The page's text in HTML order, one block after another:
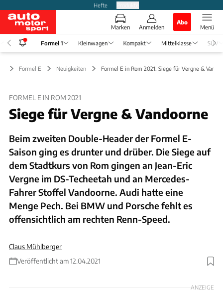
Hefte
Marken Anmelden
Abo
Menü
Formel 1 Kleinwagen Kompakt Mittelklasse SUV
Formel E Neuigkeiten Formel E in Rom 2021: Siege für Vergne &
FORMEL E IN ROM 2021
Siege für Vergne & Vandoorne
Beim zweiten Double-Header der Formel E-
Saison ging es drunter und drüber. Die Siege auf
dem Stadtkurs von Rom gingen an Jean-Eric
Vergne im DS-Techeetah und an Mercedes-
Fahrer Stoffel Vandoorne. Audi hatte eine
Menge Pech. Bei BMW und Porsche fehlt es
offensichtlich am rechten Renn-Speed.
Claus Mühlberger
Veröffentlicht am 12.04.2021
Foto: Mercedes
ANZEIGE